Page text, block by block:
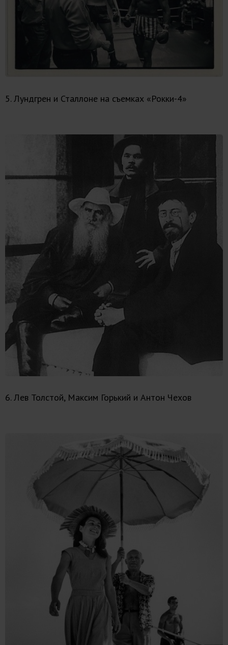
5. Лундгрен и Сталлоне на съемках «Рокки-4»
6. Лев Толстой, Максим Горький и Антон Чехов